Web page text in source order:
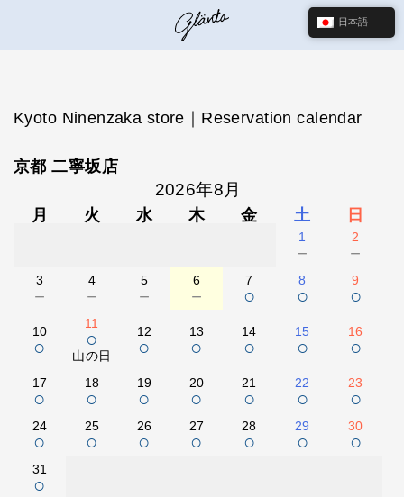
Kyoto Ninenzaka store｜Reservation calendar
京都 二寧坂店
2026年8月
月 火 水 木 金 土 日
1
－
2
－
3
－
4
－
5
－
6
－
7
○
8
○
9
○
10
○
11
○
山の日
12
○
13
○
14
○
15
○
16
○
17
○
18
○
19
○
20
○
21
○
22
○
23
○
24
○
25
○
26
○
27
○
28
○
29
○
30
○
31
○
日本語